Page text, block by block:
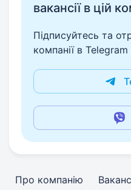
вакансії в цій
Підписуйтесь та
компанії в
Про компанію